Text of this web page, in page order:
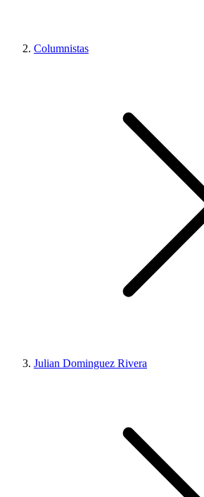
Columnistas
Julian Dominguez Rivera